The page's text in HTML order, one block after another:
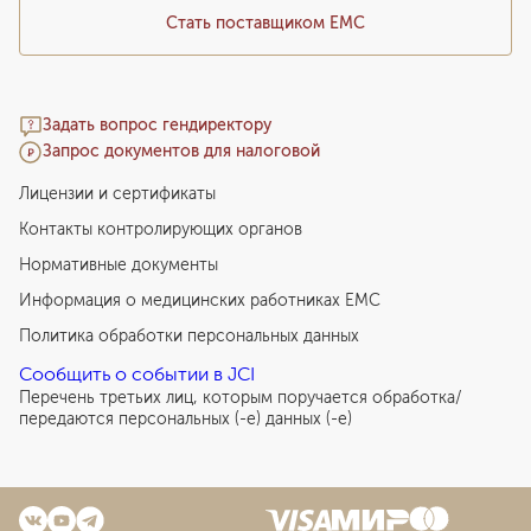
Стать поставщиком ЕМС
Задать вопрос гендиректору
Запрос документов для налоговой
Лицензии и сертификаты
Контакты контролирующих органов
Нормативные документы
Информация о медицинских работниках EMC
Политика обработки персональных данных
Сообщить о событии в JCI
Перечень третьих лиц, которым поручается обработка/
передаются персональных (-е) данных (-е)